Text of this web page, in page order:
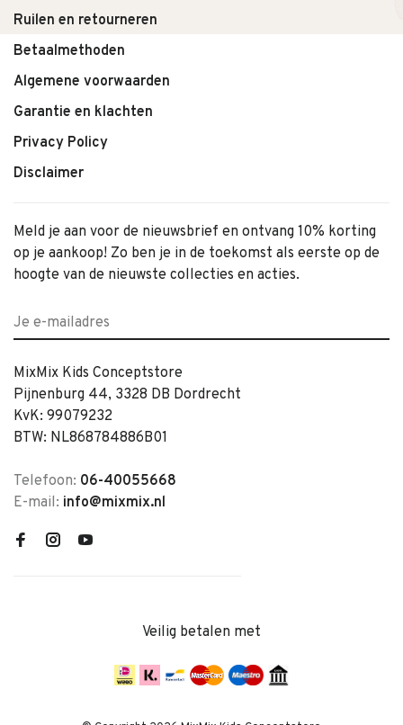
Ruilen en retourneren
Betaalmethoden
Algemene voorwaarden
Garantie en klachten
Privacy Policy
Disclaimer
Meld je aan voor de nieuwsbrief en ontvang 10% korting
op je aankoop! Zo ben je in de toekomst als eerste op de
hoogte van de nieuwste collecties en acties.
MixMix Kids Conceptstore
Pijnenburg 44, 3328 DB Dordrecht
KvK: 99079232
BTW: NL868784886B01
Telefoon: 06-40055668
E-mail: info@mixmix.nl
Veilig betalen met